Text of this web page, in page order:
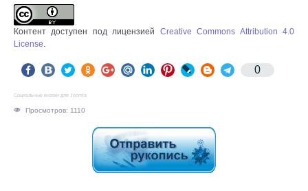
Контент доступен под лицензией Creative Commons Attribution 4.0
License.
0
Социальные кнопки для Joomla
Просмотров: 1110